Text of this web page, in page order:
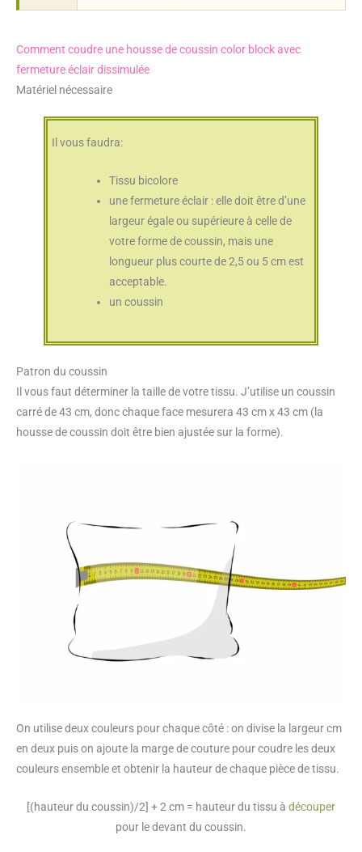
Comment coudre une housse de coussin color block avec
fermeture éclair dissimulée
Matériel nécessaire
Il vous faudra:
Tissu bicolore
une fermeture éclair : elle doit être d’une
largeur égale ou supérieure à celle de
votre forme de coussin, mais une
longueur plus courte de 2,5 ou 5 cm est
acceptable.
un coussin
Patron du coussin
Il vous faut déterminer la taille de votre tissu. J’utilise un coussin
carré de 43 cm, donc chaque face mesurera 43 cm x 43 cm (la
housse de coussin doit être bien ajustée sur la forme).
On utilise deux couleurs pour chaque côté : on divise la largeur cm
en deux puis on ajoute la marge de couture pour coudre les deux
couleurs ensemble et obtenir la hauteur de chaque pièce de tissu.
[(hauteur du coussin)/2] + 2 cm = hauteur du tissu à découper
pour le devant du coussin.